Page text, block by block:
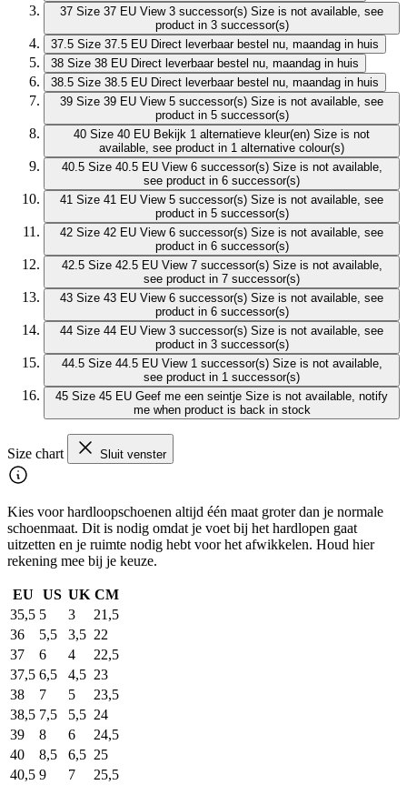
37 Size 37 EU View 3 successor(s) Size is not available, see
product in 3 successor(s)
37.5 Size 37.5 EU Direct leverbaar bestel nu, maandag in huis
38 Size 38 EU Direct leverbaar bestel nu, maandag in huis
38.5 Size 38.5 EU Direct leverbaar bestel nu, maandag in huis
39 Size 39 EU View 5 successor(s) Size is not available, see
product in 5 successor(s)
40 Size 40 EU Bekijk 1 alternatieve kleur(en) Size is not
available, see product in 1 alternative colour(s)
40.5 Size 40.5 EU View 6 successor(s) Size is not available,
see product in 6 successor(s)
41 Size 41 EU View 5 successor(s) Size is not available, see
product in 5 successor(s)
42 Size 42 EU View 6 successor(s) Size is not available, see
product in 6 successor(s)
42.5 Size 42.5 EU View 7 successor(s) Size is not available,
see product in 7 successor(s)
43 Size 43 EU View 6 successor(s) Size is not available, see
product in 6 successor(s)
44 Size 44 EU View 3 successor(s) Size is not available, see
product in 3 successor(s)
44.5 Size 44.5 EU View 1 successor(s) Size is not available,
see product in 1 successor(s)
45 Size 45 EU Geef me een seintje Size is not available, notify
me when product is back in stock
Size chart Sluit venster
Kies voor hardloopschoenen altijd één maat groter dan je normale
schoenmaat. Dit is nodig omdat je voet bij het hardlopen gaat
uitzetten en je ruimte nodig hebt voor het afwikkelen. Houd hier
rekening mee bij je keuze.
EU US UK CM
35,5 5 3
21,5
36
5,5 3,5 22
37
6 4
22,5
37,5 6,5 4,5 23
38
7 5
23,5
38,5 7,5 5,5 24
39
8 6
24,5
40
8,5 6,5 25
40,5 9 7
25,5